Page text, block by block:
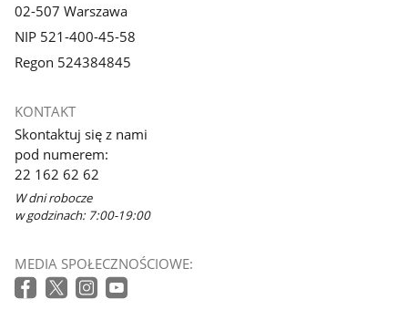
02-507 Warszawa
NIP 521-400-45-58
Regon 524384845
KONTAKT
Skontaktuj się z nami
pod numerem:
22 162 62 62
W dni robocze
w godzinach: 7:00-19:00
MEDIA SPOŁECZNOŚCIOWE: